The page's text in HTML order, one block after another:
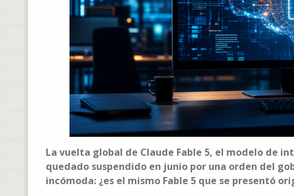
La vuelta global de Claude Fable 5, el modelo de
quedado suspendido en junio por una orden del
incómoda: ¿es el mismo Fable 5 que se presentó